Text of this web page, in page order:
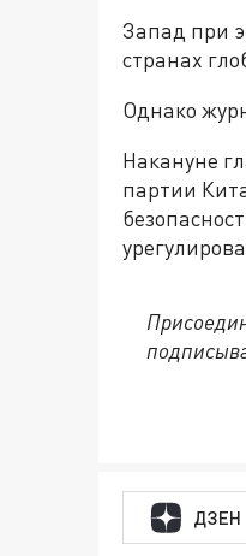
Запад при
странах
Однако
Накануне
партии
ДЗЕН